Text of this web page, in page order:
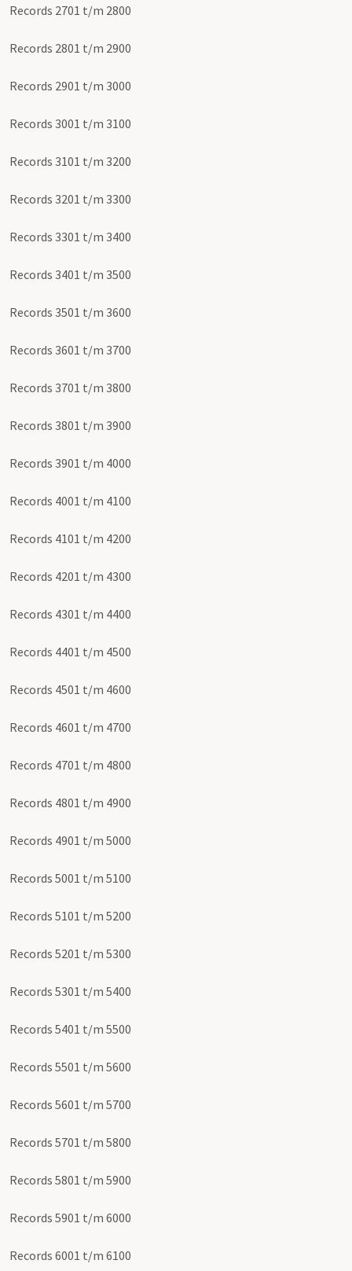
Records 2701 t/m 2800
Records 2801 t/m 2900
Records 2901 t/m 3000
Records 3001 t/m 3100
Records 3101 t/m 3200
Records 3201 t/m 3300
Records 3301 t/m 3400
Records 3401 t/m 3500
Records 3501 t/m 3600
Records 3601 t/m 3700
Records 3701 t/m 3800
Records 3801 t/m 3900
Records 3901 t/m 4000
Records 4001 t/m 4100
Records 4101 t/m 4200
Records 4201 t/m 4300
Records 4301 t/m 4400
Records 4401 t/m 4500
Records 4501 t/m 4600
Records 4601 t/m 4700
Records 4701 t/m 4800
Records 4801 t/m 4900
Records 4901 t/m 5000
Records 5001 t/m 5100
Records 5101 t/m 5200
Records 5201 t/m 5300
Records 5301 t/m 5400
Records 5401 t/m 5500
Records 5501 t/m 5600
Records 5601 t/m 5700
Records 5701 t/m 5800
Records 5801 t/m 5900
Records 5901 t/m 6000
Records 6001 t/m 6100